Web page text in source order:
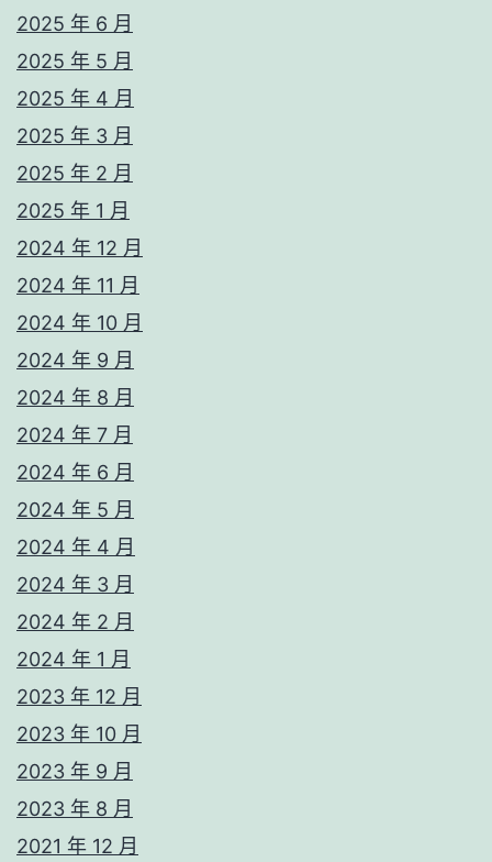
2025 年 6 月
2025 年 5 月
2025 年 4 月
2025 年 3 月
2025 年 2 月
2025 年 1 月
2024 年 12 月
2024 年 11 月
2024 年 10 月
2024 年 9 月
2024 年 8 月
2024 年 7 月
2024 年 6 月
2024 年 5 月
2024 年 4 月
2024 年 3 月
2024 年 2 月
2024 年 1 月
2023 年 12 月
2023 年 10 月
2023 年 9 月
2023 年 8 月
2021 年 12 月